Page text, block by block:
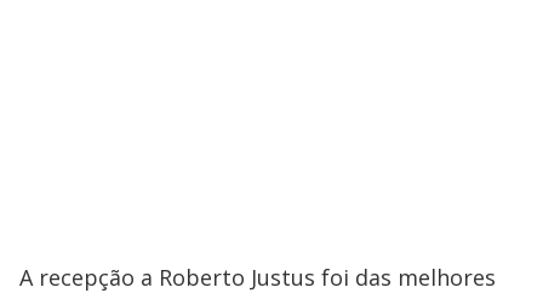
A recepção a Roberto Justus foi das melhores